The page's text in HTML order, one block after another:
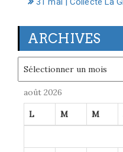
ARCHIVES
août 2026
L M M